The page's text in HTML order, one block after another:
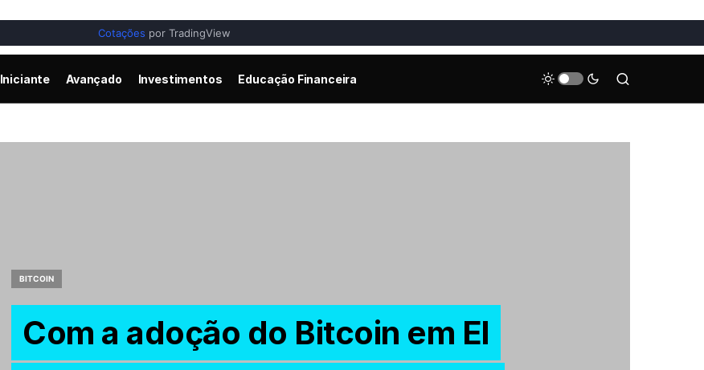
Cotações por TradingView
Iniciante Avançado Investimentos Educação Financeira
BITCOIN
Com a adoção do Bitcoin em El